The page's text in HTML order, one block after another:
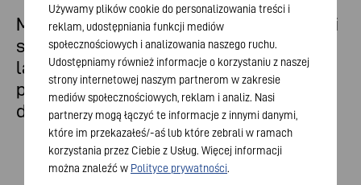
Maggiori informazioni sui nostri prodotti
saranno disponibili a breve, non appena
la Commissione Europea avrà
pubblicato i requisiti obbligatori
definitivi.
Używamy plików cookie do personalizowania treści i
reklam, udostępniania funkcji mediów
społecznościowych i analizowania naszego ruchu.
Udostępniamy również informacje o korzystaniu z naszej
strony internetowej naszym partnerom w zakresie
mediów społecznościowych, reklam i analiz. Nasi
partnerzy mogą łączyć te informacje z innymi danymi,
które im przekazałeś/-aś lub które zebrali w ramach
korzystania przez Ciebie z Usług. Więcej informacji
można znaleźć w Polityce prywatności.